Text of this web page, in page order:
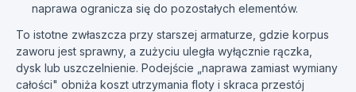
naprawa ogranicza się do pozostałych elementów.
To istotne zwłaszcza przy starszej armaturze, gdzie korpus
zaworu jest sprawny, a zużyciu uległa wyłącznie rączka,
dysk lub uszczelnienie. Podejście „naprawa zamiast wymiany
całości" obniża koszt utrzymania floty i skraca przestój